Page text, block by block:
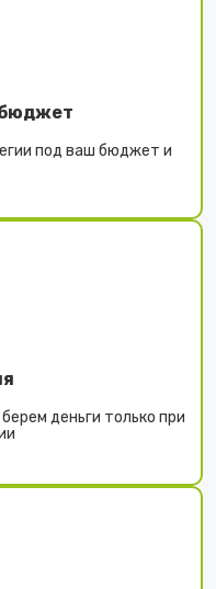
под ваш бюджет и
деньги только при